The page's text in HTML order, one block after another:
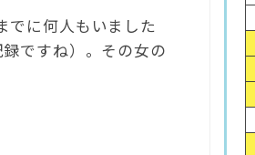
でに何人もいました
ですね）。その女の